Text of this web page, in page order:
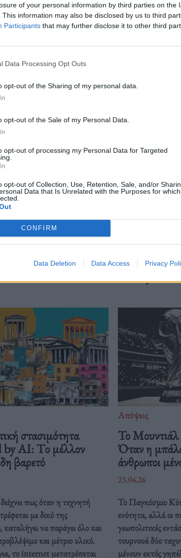
of your personal information by third parties on the
This information may also be disclosed by us to third
Participants that may further disclose it to other third
Data Processing Opt Outs
opt-out of the Sharing of my personal data.
opt-out of the Sale of my Personal Data.
opt-out of processing my Personal Data for Targeted
opt-out of Collection, Use, Retention, Sale, and/or
Data that Is Unrelated with the Purposes for
CONFIRM
Data Deletion Data Access Privacy
με την δική του διαδρομή,
που τον κούναγε, με τα τζιμάνια
γηροκομείο
Δείτε επίσης
στασιμότητα
by AI: Tο μέλλον
βαρετό
πως όταν η τεχνητή
με δικό της
καταλήγει να παράγει όλο και
και μέτριο υλικό.
το internet μετατρέπεται
Απόψεις
Το Μουντιάλ
Όταν η
άνθρωποι
23.04.26
Το Παγκόσμιο
ενότητα, αλλά οι
γεωπολιτικές
τουρνουά δύο
μένουν εκτός